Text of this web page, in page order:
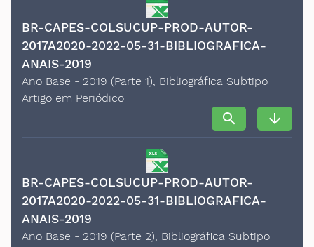
BR-CAPES-COLSUCUP-PROD-AUTOR-
2017A2020-2022-05-31-BIBLIOGRAFICA-
ANAIS-2019
Ano Base - 2019 (Parte 1), Bibliográfica Subtipo
Artigo em Periódico
search arrow_downward
BR-CAPES-COLSUCUP-PROD-AUTOR-
2017A2020-2022-05-31-BIBLIOGRAFICA-
ANAIS-2019
Ano Base - 2019 (Parte 2), Bibliográfica Subtipo